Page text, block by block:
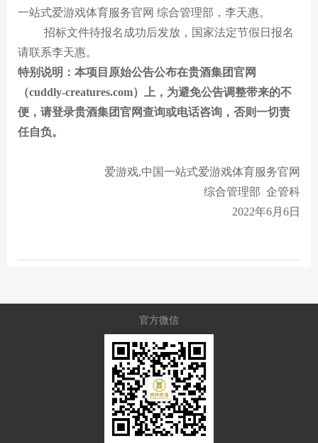
一站式爱游戏体育服务官网 综合管理部，李天惠。
招标文件待报名成功后发放，国家法定节假日报名
请联系李天惠。
特别说明：本项目原始公告公布在贵酒集团官网
（cuddly-creatures.com）上，为避免公告调整带来的不
便，请登录贵酒集团官网查询或电话咨询，否则一切责
任自负。
爱游戏,中国一站式爱游戏体育服务官网
综合管理部 企管科
2022年6月 6日
官方微信